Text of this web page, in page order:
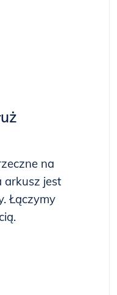
na
arkusz jest
Łączymy